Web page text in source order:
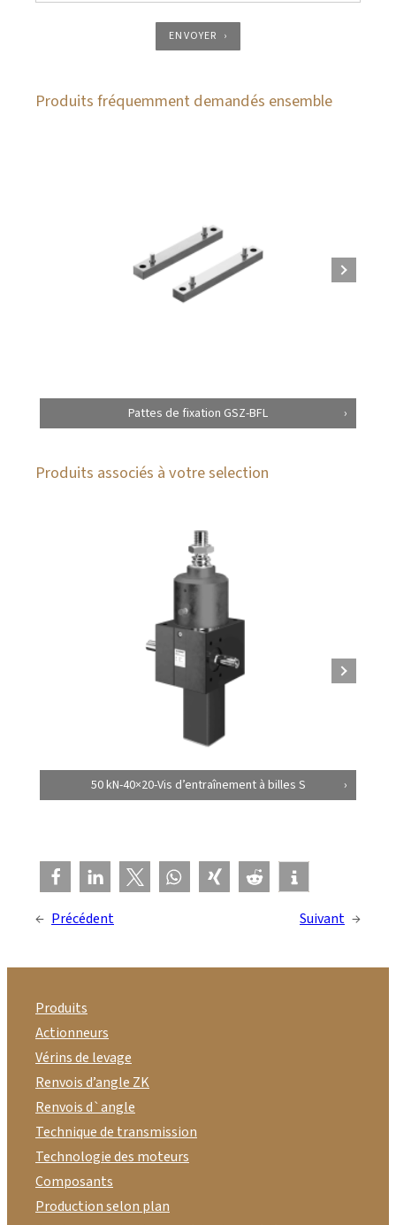
ENVOYER
Produits fréquemment demandés ensemble
Pattes de fixation GSZ-BFL
Produits associés à votre selection
50 kN-40×20-Vis d’entraînement à billes S
← Précédent Suivant →
Produits
Actionneurs
Vérins de levage
Renvois d’angle ZK
Renvois d`angle
Technique de transmission
Technologie des moteurs
Composants
Production selon plan